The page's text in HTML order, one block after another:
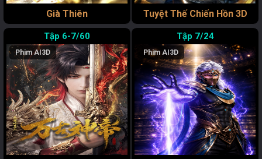
Già Thiên Tuyệt Thế Chiến Hồn 3D
6-7/60
Phim AI 3D
7/24
Phim AI3D